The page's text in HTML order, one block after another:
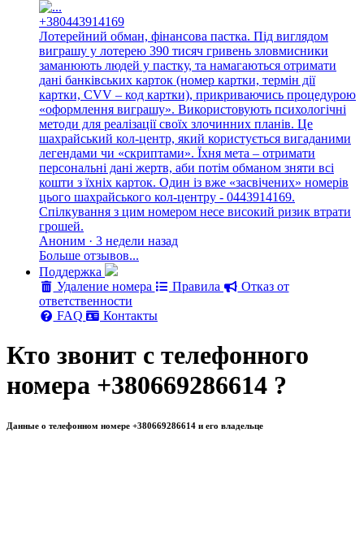
+380443914169
Лотерейний обман, фінансова пастка. Під виглядом
виграшу у лотерею 390 тисяч гривень зловмисники
заманюють людей у пастку, та намагаються отримати
дані банківських карток (номер картки, термін дії
картки, CVV – код картки), прикриваючись процедурою
«оформлення виграшу». Використовують психологічні
методи для реалізації своїх злочинних планів. Це
шахрайський кол-центр, який користується вигаданими
легендами чи «скриптами». Їхня мета – отримати
персональні дані жертв, аби потім обманом зняти всі
кошти з їхніх карток. Один із вже «засвічених» номерів
цього шахрайського кол-центру - 0443914169.
Спілкування з цим номером несе високий ризик втрати
грошей.
Аноним · 3 недели назад
Больше отзывов...
Поддержка
Удаление номера
Правила
Отказ от
ответственности
FAQ
Контакты
Кто звонит с телефонного
номера +380669286614 ?
Данные о телефонном номере +380669286614 и его владельце